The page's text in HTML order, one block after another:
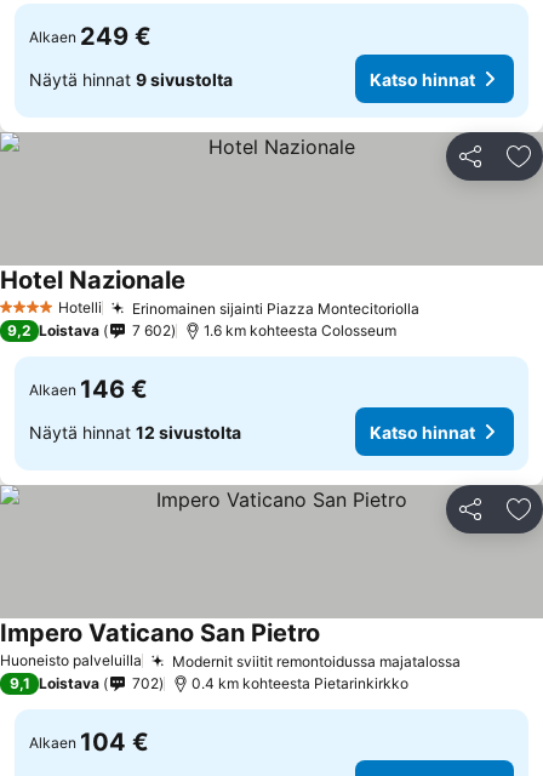
Alkaen 249 €
Näytä hinnat 9 sivustolta Katso hinnat
Jaa
4 Tähtiluokitus
Hotelli Erinomainen sijainti Piazza Montecitoriolla
Hotel Nazionale
9,2 Loistava 7 602 1.6 km kohteesta Colosseum
Alkaen 146 €
Näytä hinnat 12 sivustolta Katso hinnat
Jaa
Huoneisto palveluilla Modernit sviitit remontoidussa majatalossa
Impero Vaticano San Pietro
9,1 Loistava 702 0.4 km kohteesta Pietarinkirkko
Alkaen 104 €